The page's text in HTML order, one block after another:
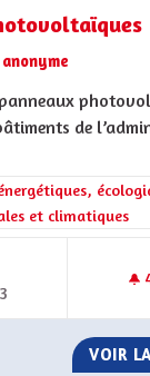
de
de la catégorie :
et climatiques
VOIR